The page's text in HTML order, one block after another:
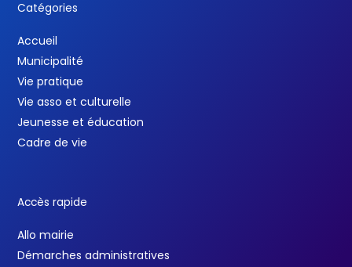
Catégories
Accueil
Municipalité
Vie pratique
Vie asso et culturelle
Jeunesse et éducation
Cadre de vie
Accès rapide
Allo mairie
Démarches administratives